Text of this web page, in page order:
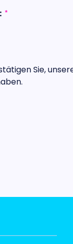
*
Sie,